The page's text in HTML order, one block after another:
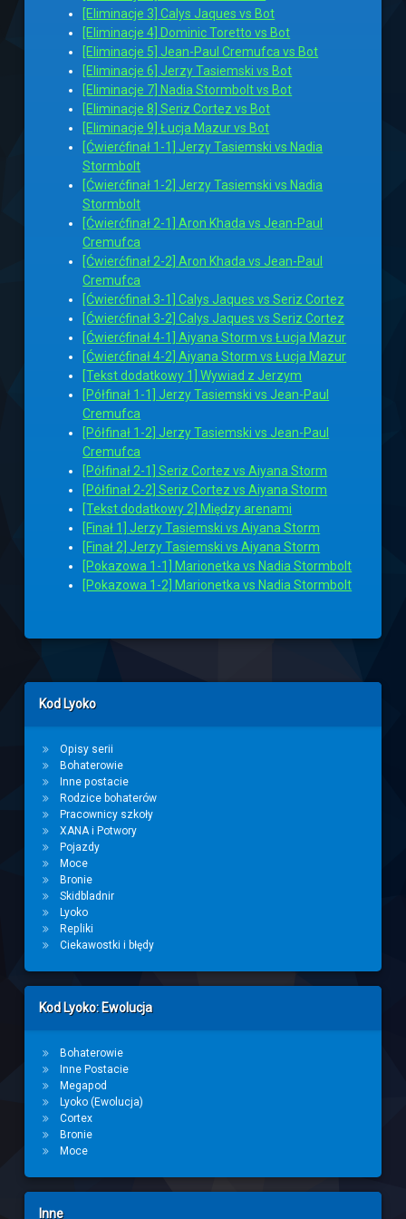
[Eliminacje 3] Calys Jaques vs Bot
[Eliminacje 4] Dominic Toretto vs Bot
[Eliminacje 5] Jean-Paul Cremufca vs Bot
[Eliminacje 6] Jerzy Tasiemski vs Bot
[Eliminacje 7] Nadia Stormbolt vs Bot
[Eliminacje 8] Seriz Cortez vs Bot
[Eliminacje 9] Łucja Mazur vs Bot
[Ćwierćfinał 1-1] Jerzy Tasiemski vs Nadia
Stormbolt
[Ćwierćfinał 1-2] Jerzy Tasiemski vs Nadia
Stormbolt
[Ćwierćfinał 2-1] Aron Khada vs Jean-Paul
Cremufca
[Ćwierćfinał 2-2] Aron Khada vs Jean-Paul
Cremufca
[Ćwierćfinał 3-1] Calys Jaques vs Seriz Cortez
[Ćwierćfinał 3-2] Calys Jaques vs Seriz Cortez
[Ćwierćfinał 4-1] Aiyana Storm vs Łucja Mazur
[Ćwierćfinał 4-2] Aiyana Storm vs Łucja Mazur
[Tekst dodatkowy 1] Wywiad z Jerzym
[Półfinał 1-1] Jerzy Tasiemski vs Jean-Paul
Cremufca
[Półfinał 1-2] Jerzy Tasiemski vs Jean-Paul
Cremufca
[Półfinał 2-1] Seriz Cortez vs Aiyana Storm
[Półfinał 2-2] Seriz Cortez vs Aiyana Storm
[Tekst dodatkowy 2] Między arenami
[Finał 1] Jerzy Tasiemski vs Aiyana Storm
[Finał 2] Jerzy Tasiemski vs Aiyana Storm
[Pokazowa 1-1] Marionetka vs Nadia Stormbolt
[Pokazowa 1-2] Marionetka vs Nadia Stormbolt
Left Sidebar
Kod Lyoko
Opisy serii
Bohaterowie
Inne postacie
Rodzice bohaterów
Pracownicy szkoły
XANA i Potwory
Pojazdy
Moce
Bronie
Skidbladnir
Lyoko
Repliki
Ciekawostki i błędy
Kod Lyoko: Ewolucja
Bohaterowie
Inne Postacie
Megapod
Lyoko (Ewolucja)
Cortex
Bronie
Moce
Inne